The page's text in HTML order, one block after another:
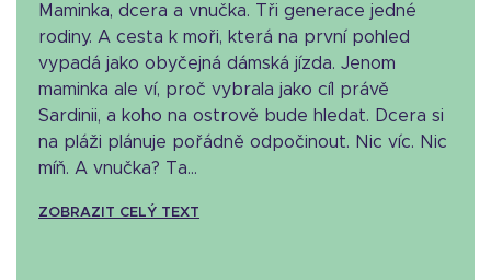
Maminka, dcera a vnučka. Tři generace jedné
rodiny. A cesta k moři, která na první pohled
vypadá jako obyčejná dámská jízda. Jenom
maminka ale ví, proč vybrala jako cíl právě
Sardinii, a koho na ostrově bude hledat. Dcera si
na pláži plánuje pořádně odpočinout. Nic víc. Nic
míň. A vnučka? Ta...
ZOBRAZIT CELÝ TEXT